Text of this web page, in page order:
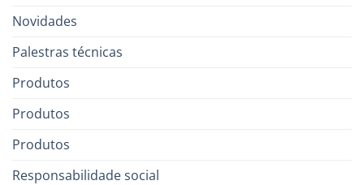
Novidades
Palestras técnicas
Produtos
Produtos
Produtos
Responsabilidade social